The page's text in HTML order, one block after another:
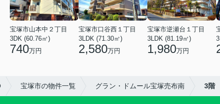
宝塚市山本中２丁目
3DK (60.76㎡)
740万円
宝塚市口谷西１丁目
3LDK (71.30㎡)
2,580万円
宝塚市逆瀬台１丁目
3LDK (81.19㎡)
1,980万円
宝塚市の物件一覧 グラン・ドムール宝塚売布南 3階